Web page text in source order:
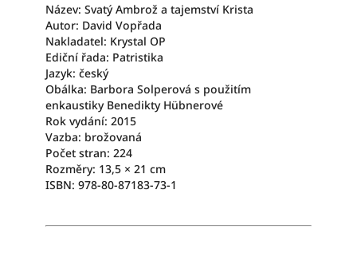
Název: Svatý Ambrož a tajemství Krista
Autor: David Vopřada
Nakladatel: Krystal OP
Ediční řada: Patristika
Jazyk: český
Obálka: Barbora Solperová s použitím
enkaustiky Benedikty Hübnerové
Rok vydání: 2015
Vazba: brožovaná
Počet stran: 224
Rozměry: 13,5 × 21 cm
ISBN: 978-80-87183-73-1